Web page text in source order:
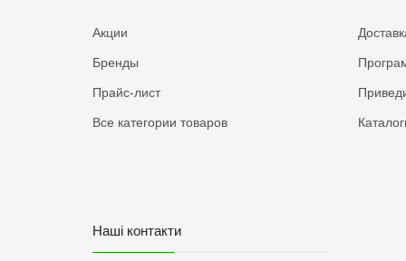
Акции
Бренды
Прайс-лист
Все категории товаров
Наші контакти